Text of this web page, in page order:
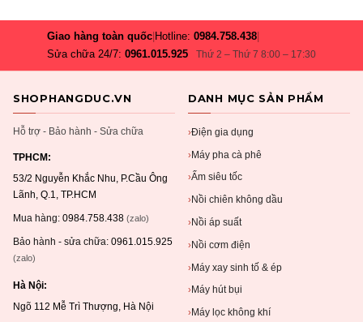
Giao hàng toàn quốc Hotline:0984.758.438
Sửa chữa 24/7:0961.015.925 Thứ 2 – Thứ 7 8:00 – 17:30
SHOPHANGDUC.VN
Hỗ trợ - Bảo hành - Sửa chữa
TPHCM:
53/2 Nguyễn Khắc Nhu, P.Cầu Ông
Lãnh, Q.1, TP.HCM
Mua hàng: 0984.758.438 (zalo)
Bảo hành - sửa chữa: 0961.015.925
(zalo)
Hà Nội:
Ngõ 112 Mễ Trì Thượng, Hà Nội
DANH MỤC SẢN PHẨM
›Điện gia dụng
›Máy pha cà phê
›Ấm siêu tốc
› Nồi chiên không dầu
› Nồi áp suất
›Nồi cơm điện
›Máy xay sinh tố & ép
› Máy hút bụi
› Máy lọc không khí